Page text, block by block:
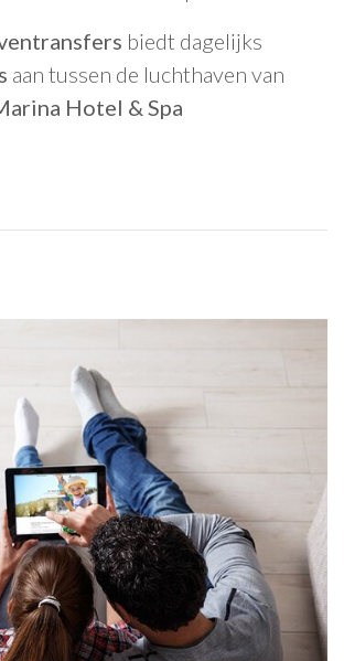
biedt dagelijks
aan tussen de luchthaven van
Hotel & Spa